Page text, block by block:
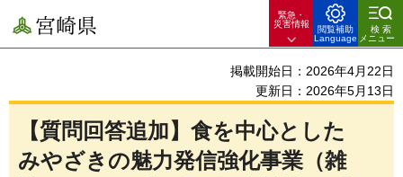
宮崎県
緊急・
災害情報
閲覧補助
Language
検索
メニュー
掲載開始日：2026年4月22日
更新日：2026年5月13日
【質問回答追加】食を中心とした
みやざきの魅力発信強化事業（雑